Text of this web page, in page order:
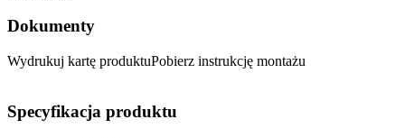
Dokumenty
Wydrukuj kartę produktuPobierz instrukcję montażu
Specyfikacja produktu